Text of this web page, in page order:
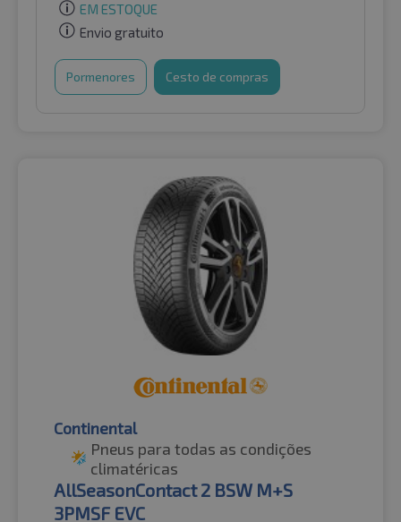
EM ESTOQUE
Envio gratuito
Pormenores Cesto de compras
Continental
Pneus para todas as condições
climatéricas
AllSeasonContact 2 BSW M+S
3PMSF EVC